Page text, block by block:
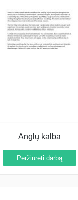
Anglų kalba
Peržiūrėti darbą